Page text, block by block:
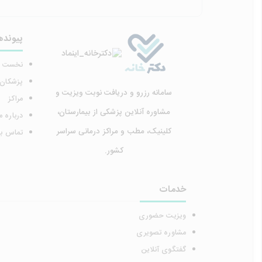
سامانه رزرو و دریافت نوبت ویزیت و
مشاوره آنلاین پزشکی از بیمارستان،
کلینیک، مطب و مراکز درمانی سراسر
کشور.
نخست
پزشکان
مراکز
درباره
تماس
خدمات
ویزیت حضوری
مشاوره تصویری
گفتگوی آنلاین